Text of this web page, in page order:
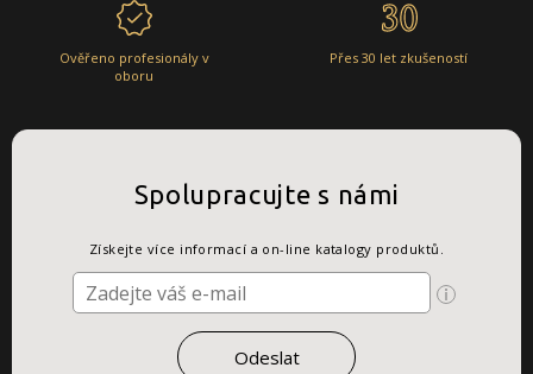
Ověřeno profesionály v
oboru
Přes 30 let zkušeností
Spolupracujte s námi
Získejte více informací a on-line katalogy produktů.